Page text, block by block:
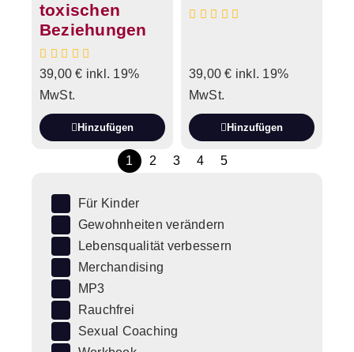
toxischen
Beziehungen
39,00€ inkl. 19%
MwSt.
Hinzufügen
39,00€ inkl. 19%
MwSt.
Hinzufügen
1 2 3 4 5
Für Kinder
Gewohnheiten verändern
Lebensqualität verbessern
Merchandising
MP3
Rauchfrei
Sexual Coaching